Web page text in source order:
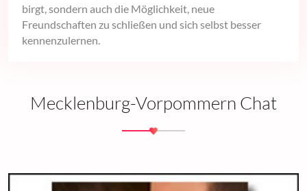
birgt, sondern auch die Möglichkeit, neue
Freundschaften zu schließen und sich selbst besser
kennenzulernen.
Mecklenburg-Vorpommern Chat